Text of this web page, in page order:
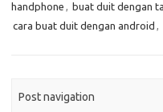
handphone , buat duit dengan
cara buat duit dengan android ,
Post navigation